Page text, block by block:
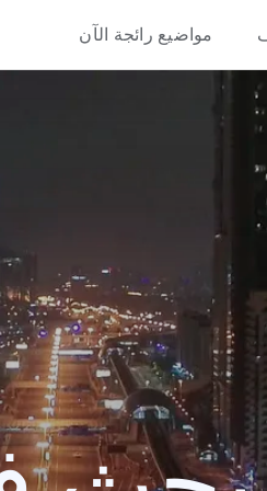
مواضيع رائجة الآن